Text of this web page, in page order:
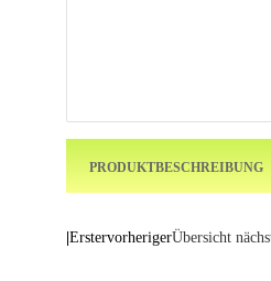
PRODUKTBESCHREIBUNG
|ErstervorherigerÜbersicht